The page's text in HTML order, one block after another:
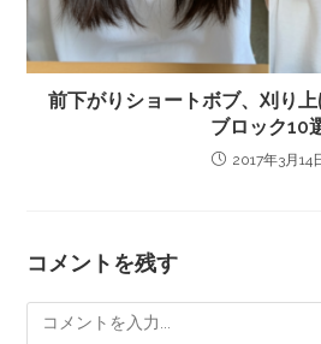
前下がりショートボブ、刈り
ブロック10
2017年3月14
コメントを残す